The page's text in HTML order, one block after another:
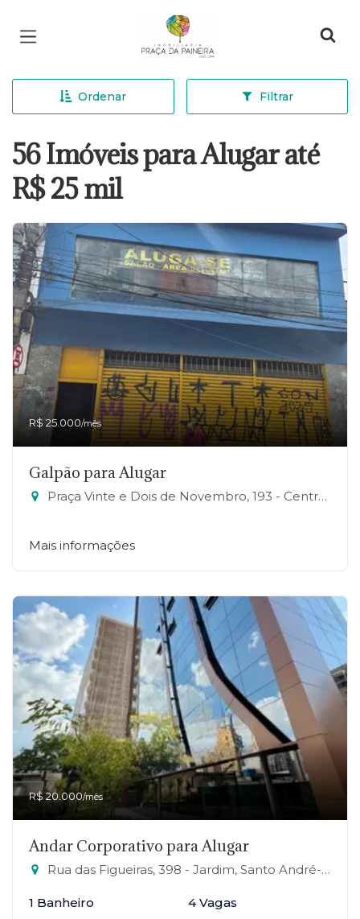
Página inicial
Ordenar Filtrar
56 Imóveis para Alugar até
R$ 25 mil
R$ 25.000/mês
Galpão para Alugar
Praça Vinte e Dois de Novembro, 193 - Centro, Mauá-SP
Mais informações
R$ 20.000/mês
Andar Corporativo para Alugar
Rua das Figueiras, 398 - Jardim, Santo André-SP
1 Banheiro 4 Vagas